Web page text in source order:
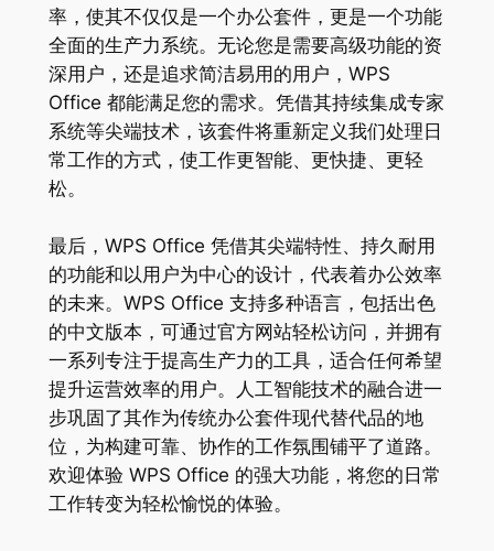
率，使其不仅仅是一个办公套件，更是一个功能
全面的生产力系统。无论您是需要高级功能的资
深用户，还是追求简洁易用的用户，WPS
Office 都能满足您的需求。凭借其持续集成专家
系统等尖端技术，该套件将重新定义我们处理日
常工作的方式，使工作更智能、更快捷、更轻
松。
最后，WPS Office 凭借其尖端特性、持久耐用
的功能和以用户为中心的设计，代表着办公效率
的未来。WPS Office 支持多种语言，包括出色
的中文版本，可通过官方网站轻松访问，并拥有
一系列专注于提高生产力的工具，适合任何希望
提升运营效率的用户。人工智能技术的融合进一
步巩固了其作为传统办公套件现代替代品的地
位，为构建可靠、协作的工作氛围铺平了道路。
欢迎体验 WPS Office 的强大功能，将您的日常
工作转变为轻松愉悦的体验。